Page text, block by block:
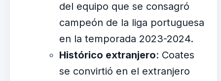
del equipo que se consagró
campeón de la liga portuguesa
en la temporada 2023-2024.
Histórico extranjero: Coates
se convirtió en el extranjero